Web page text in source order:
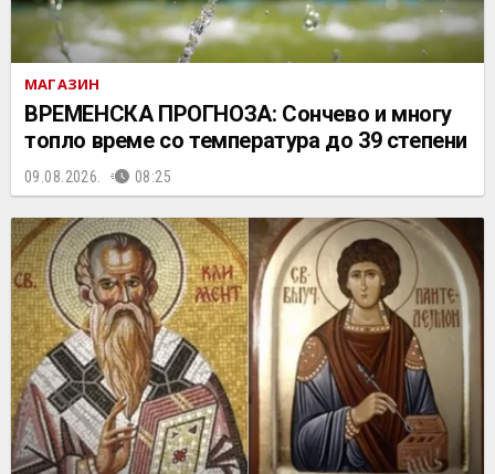
МАГАЗИН
ВРЕМЕНСКА ПРОГНОЗА: Сончево и многу
топло време со температура до 39 степени
09.08.2026. 08:25